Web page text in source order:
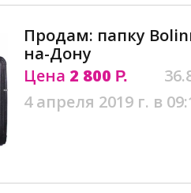
Продам: папку
на-Дону
Цена 2 800 Р.
4 апреля 2019 г. в